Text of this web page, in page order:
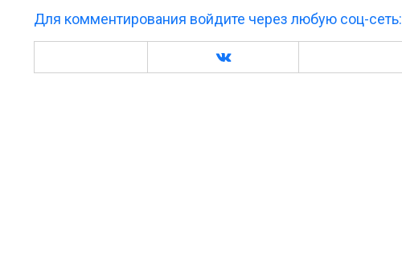
Для комментирования войдите через любую соц-сеть: